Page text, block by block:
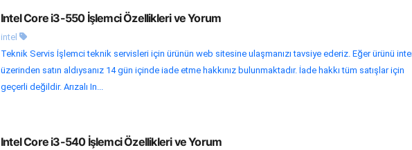
Intel Core i3-550 İşlemci Özellikleri ve Yorum
intel
Teknik Servis İşlemci teknik servisleri için ürünün web sitesine ulaşmanızı tavsiye ederiz. Eğer ürünü
üzerinden satın aldıysanız 14 gün içinde iade etme hakkınız bulunmaktadır. İade hakkı tüm satışlar için
geçerli değildir. Arızalı In...
Intel Core i3-540 İşlemci Özellikleri ve Yorum